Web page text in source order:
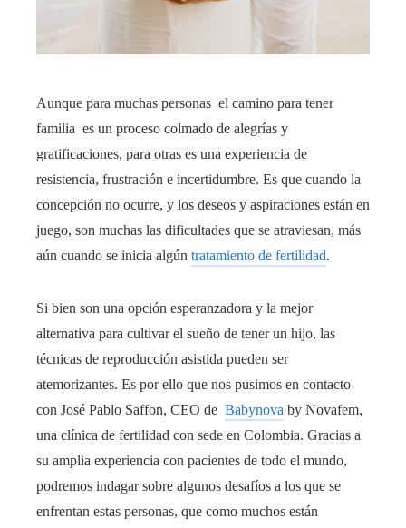
Aunque para muchas personas el camino para tener
familia es un proceso colmado de alegrías y
gratificaciones, para otras es una experiencia de
resistencia, frustración e incertidumbre. Es que cuando la
concepción no ocurre, y los deseos y aspiraciones están en
juego, son muchas las dificultades que se atraviesan, más
aún cuando se inicia algún tratamiento de fertilidad.
Si bien son una opción esperanzadora y la mejor
alternativa para cultivar el sueño de tener un hijo, las
técnicas de reproducción asistida pueden ser
atemorizantes. Es por ello que nos pusimos en contacto
con José Pablo Saffon, CEO de Babynova by Novafem,
una clínica de fertilidad con sede en Colombia. Gracias a
su amplia experiencia con pacientes de todo el mundo,
podremos indagar sobre algunos desafíos a los que se
enfrentan estas personas, que como muchos están